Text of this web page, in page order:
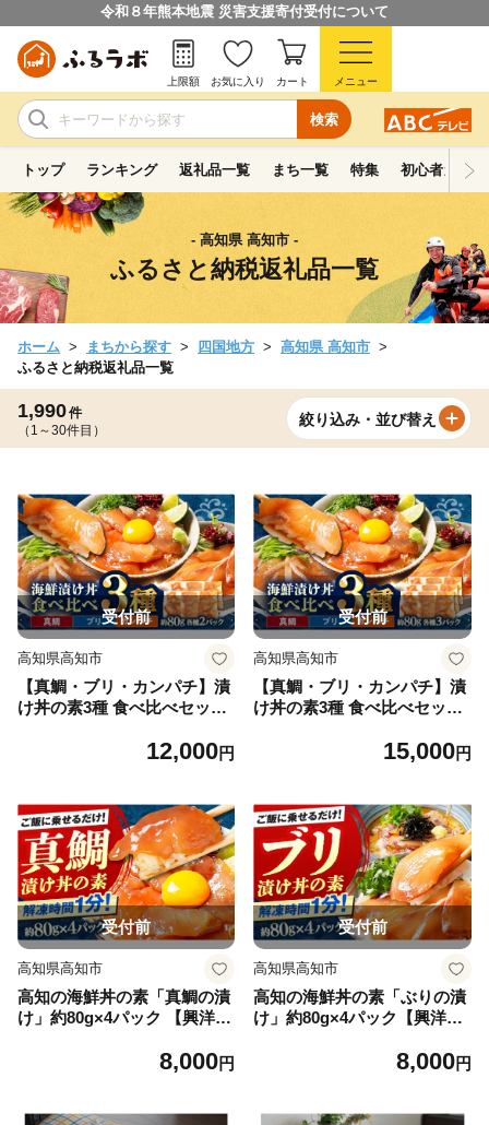
令和８年熊本地震 災害支援寄付受付について
検索
上限額 お気に入り カート メニュー
トップ ランキング 返礼品一覧 まち一覧 特集 初心者ガイド
- 高知県 高知市 -
ふるさと納税返礼品一覧
ホーム まちから探す 四国地方
高知県 高知市
ふるさと納税返礼品一覧
1,990件
（1～30件目）
絞り込み・並び替え
受付前
高知県高知市
【真鯛・ブリ・カンパチ】漬
け丼の素3種 食べ比べセット
ズ株式会社】 [ATBX133]
12,000円
受付前
高知県高知市
【真鯛・ブリ・カンパチ】漬
け丼の素3種 食べ比べセット
ズ株式会社】 [ATBX134]
15,000円
受付前
高知県高知市
高知の海鮮丼の素「真鯛の漬
け」約80g×4パック 【興洋フ
8,000円
受付前
高知県高知市
高知の海鮮丼の素「ぶりの漬
け」約80g×4パック【興洋フ
8,000円